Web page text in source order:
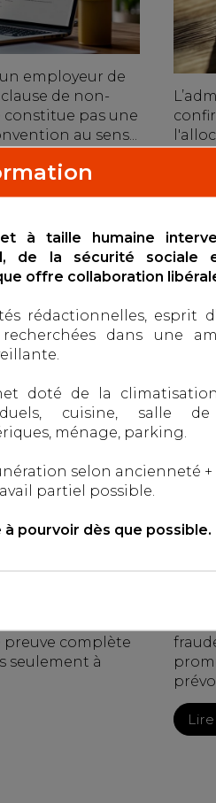
employeur de
de non-
pas une
au sens...
:
DU
le salarié n'a pas
complète
seulement à
LES
Publié
Droit
La
à taille humaine
de la sécurité sociale
offre collaboration
rédactionnelles, esprit
dans une
doté de la
cuisine, salle
ménage, parking.
selon ancienneté +
partiel possible.
à pourvoir dès que possible.